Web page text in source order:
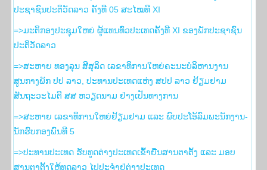
ປະຊາຊົນປະຕິວັດລາວ ຄັ້ງທີ 05 ສະໄໝທີ XI
=>ມະຕິກອງປະຊຸມໃຫຍ່ ຜູ້ແທນທົ່ວປະເທດຄັ້ງທີ XI ຂອງພັກປະຊາຊົນ
ປະຕິວັດລາວ
=>ສະຫາຍ ທອງລຸນ ສີສຸລິດ ເລຂາທິການໃຫຍ່ຄະນະບໍລິຫານງານ
ສູນກາງພັກ ປປ ລາວ, ປະທານປະເທດແຫ່ງ ສປປ ລາວ ຢ້ຽມຢາມ
ສັນຖະວະໄມຕີ ສສ ຫວຽດນາມ ຢ່າງເປັນທາງການ
=>ສະຫາຍ ເລຂາທິການໃຫຍ່ຢ້ຽມຢາມ ແລະ ພົບປະໂອ້ລົມພະນັກງານ-
ນັກຮົບກອງພົນທີ 5
=>ປະທານປະເທດ ຮັບທູດຕ່າງປະເທດເຂົ້າຍື່ນສານຕາຕັ້ງ ແລະ ມອບ
ສານຕາຕັ້ງໃຫ້ທູດລາວ ໄປປະຈຳຢູ່ຕ່າງປະເທດ